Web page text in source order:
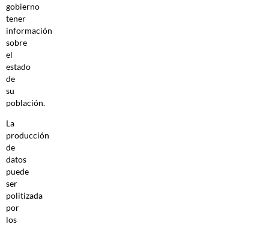
gobierno
tener
información
sobre
el
estado
de
su
población.
La
producción
de
datos
puede
ser
politizada
por
los